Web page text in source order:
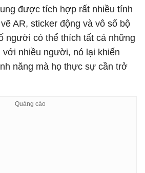
được tích hợp rất nhiều tính
AR, sticker động và vô số bộ
người có thể thích tất cả những
nhiều người, nó lại khiến
năng mà họ thực sự cần trở